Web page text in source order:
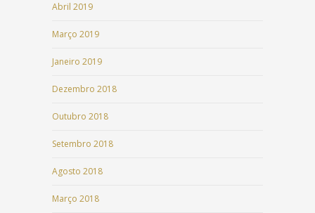
Abril 2019
Março 2019
Janeiro 2019
Dezembro 2018
Outubro 2018
Setembro 2018
Agosto 2018
Março 2018